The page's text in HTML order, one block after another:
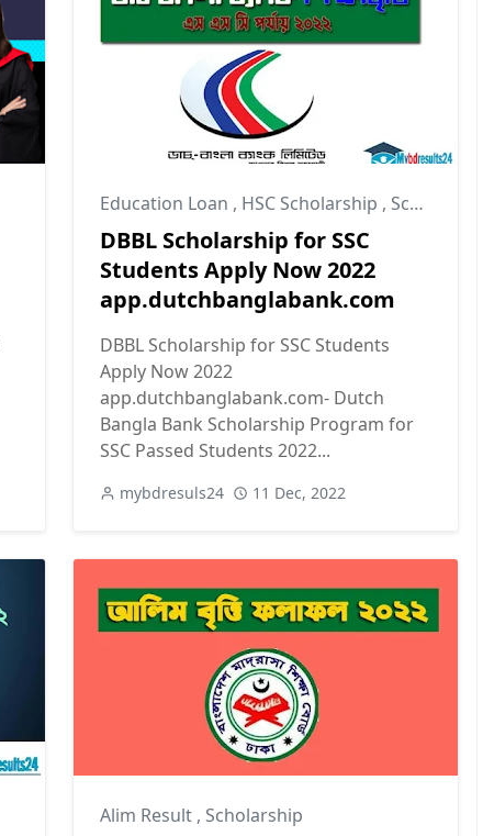
Education Loan , HSC Scholarship , Scholarship
DBBL Scholarship for SSC
Students Apply Now 2022
app.dutchbanglabank.com
DBBL Scholarship for SSC Students
Apply Now 2022
app.dutchbanglabank.com- Dutch
Bangla Bank Scholarship Program for
SSC Passed Students 2022...
mybdresuls24 11 Dec, 2022
Alim Result , Scholarship